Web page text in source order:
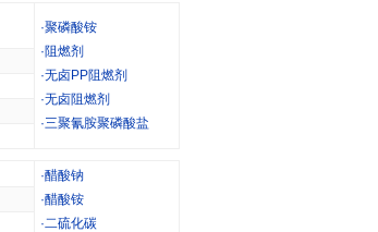
·聚磷酸铵
·阻燃剂
·无卤PP阻燃剂
·无卤阻燃剂
·三聚氰胺聚磷酸盐
·醋酸钠
·醋酸铵
·二硫化碳